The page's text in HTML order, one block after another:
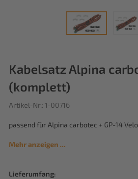
Kabelsatz Alpina
(komplett)
Artikel-Nr.: 1-00716
passend für Alpina carbotec + GP-14 Velo
Mehr anzeigen ...
Lieferumfang: